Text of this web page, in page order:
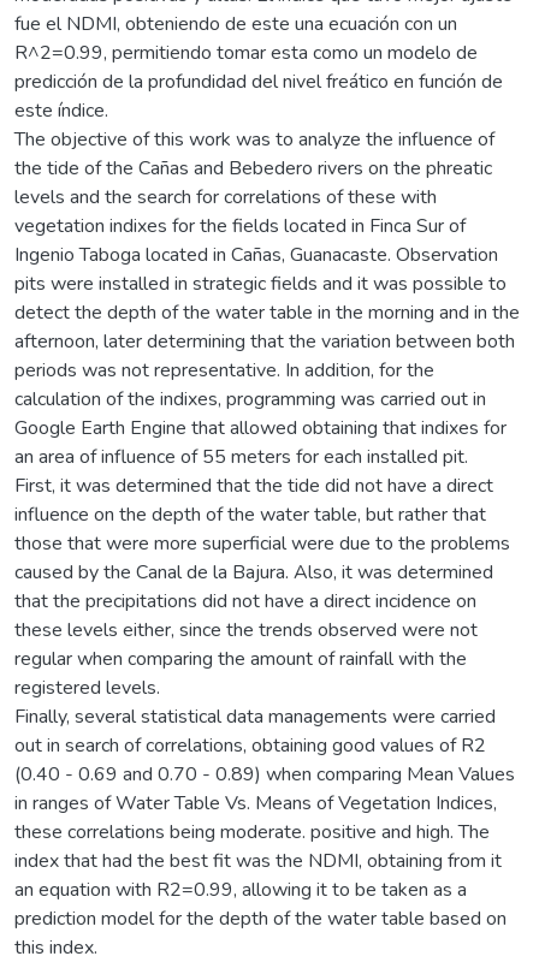
fue el NDMI, obteniendo de este una ecuación con un
R^2=0.99, permitiendo tomar esta como un modelo de
predicción de la profundidad del nivel freático en función de
este índice.
The objective of this work was to analyze the influence of
the tide of the Cañas and Bebedero rivers on the phreatic
levels and the search for correlations of these with
vegetation indixes for the fields located in Finca Sur of
Ingenio Taboga located in Cañas, Guanacaste. Observation
pits were installed in strategic fields and it was possible to
detect the depth of the water table in the morning and in the
afternoon, later determining that the variation between both
periods was not representative. In addition, for the
calculation of the indixes, programming was carried out in
Google Earth Engine that allowed obtaining that indixes for
an area of influence of 55 meters for each installed pit.
First, it was determined that the tide did not have a direct
influence on the depth of the water table, but rather that
those that were more superficial were due to the problems
caused by the Canal de la Bajura. Also, it was determined
that the precipitations did not have a direct incidence on
these levels either, since the trends observed were not
regular when comparing the amount of rainfall with the
registered levels.
Finally, several statistical data managements were carried
out in search of correlations, obtaining good values of R2
(0.40 - 0.69 and 0.70 - 0.89) when comparing Mean Values
in ranges of Water Table Vs. Means of Vegetation Indices,
these correlations being moderate. positive and high. The
index that had the best fit was the NDMI, obtaining from it
an equation with R2=0.99, allowing it to be taken as a
prediction model for the depth of the water table based on
this index.